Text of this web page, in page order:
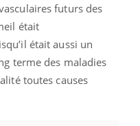
futurs des
était
était aussi un
terme des maladies
toutes causes